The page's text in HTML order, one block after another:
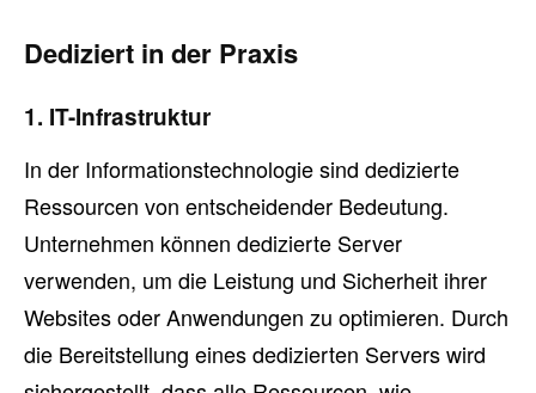
Dediziert in der Praxis
1. IT-Infrastruktur
In der Informationstechnologie sind dedizierte
Ressourcen von entscheidender Bedeutung.
Unternehmen können dedizierte Server
verwenden, um die Leistung und Sicherheit ihrer
Websites oder Anwendungen zu optimieren. Durch
die Bereitstellung eines dedizierten Servers wird